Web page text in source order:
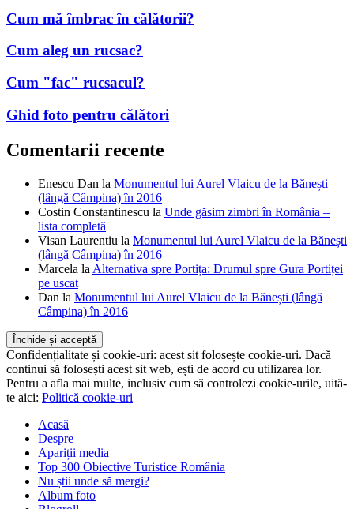
Cum mă îmbrac în călătorii?
Cum aleg un rucsac?
Cum "fac" rucsacul?
Ghid foto pentru călători
Comentarii recente
Enescu Dan la Monumentul lui Aurel Vlaicu de la Bănești
(lângă Câmpina) în 2016
Costin Constantinescu la Unde găsim zimbri în România –
lista completă
Visan Laurentiu la Monumentul lui Aurel Vlaicu de la Bănești
(lângă Câmpina) în 2016
Marcela la Alternativa spre Portița: Drumul spre Gura Portiței
pe uscat
Dan la Monumentul lui Aurel Vlaicu de la Bănești (lângă
Câmpina) în 2016
Confidențialitate și cookie-uri: acest sit folosește cookie-uri. Dacă
continui să folosești acest sit web, ești de acord cu utilizarea lor.
Pentru a afla mai multe, inclusiv cum să controlezi cookie-urile, uită-
te aici: Politică cookie-uri
Acasă
Despre
Apariții media
Top 300 Obiective Turistice România
Nu știi unde să mergi?
Album foto